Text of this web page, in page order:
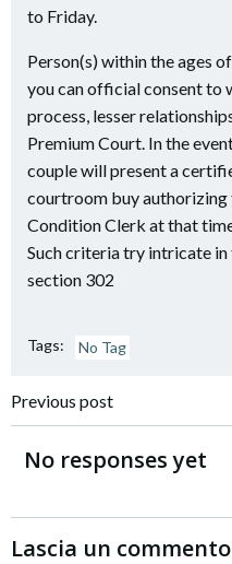
to Friday.
Person(s) within the ages
you can official consent to
process, lesser
Premium Court. In the
couple will present a
courtroom buy
Condition Clerk at that
Such criteria try intricate
section 302
Tags: No Tag
Navigazione
articoli
Previous post
No responses yet
Lascia un commento